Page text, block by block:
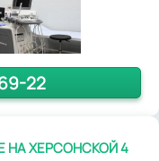
22
НА ХЕРСОНСКОЙ 4